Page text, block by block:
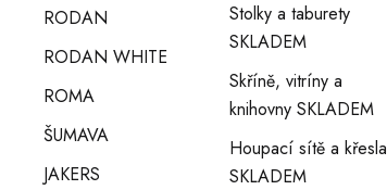
RODAN
RODAN WHITE
ROMA
ŠUMAVA
JAKERS
Stolky a taburety
SKLADEM
Skříně, vitríny a
knihovny SKLADEM
Houpací sítě a křesla
SKLADEM